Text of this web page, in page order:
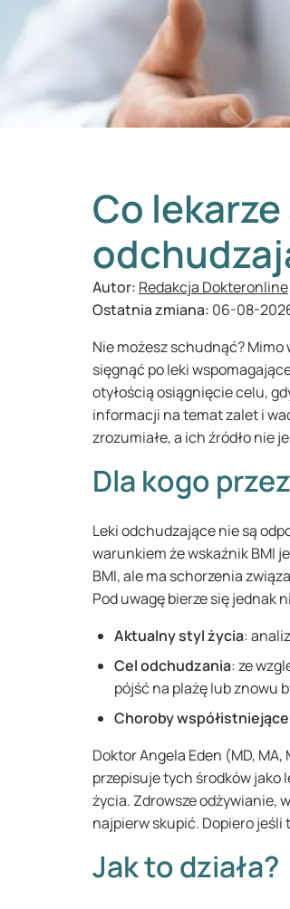
Co
Autor: Redakcja Dokteronline
Ostatnia zmiana: 06-08-
Nie możesz schudnąć?
sięgnąć po leki
otyłością osiągnięcie celu,
informacji na temat zalet i
zrozumiałe, a ich źródło nie
Dla kogo
Leki odchudzające nie są
warunkiem że wskaźnik BMI
BMI, ale ma schorzenia
Pod uwagę bierze się jednak
Aktualny styl życia:
Cel odchudzania: ze
pójść na plażę lub znowu
Choroby współistniejące
Doktor Angela Eden (MD,
przepisuje tych środków jako
życia. Zdrowsze odżywianie,
najpierw skupić. Dopiero jeśli
Jak to działa?